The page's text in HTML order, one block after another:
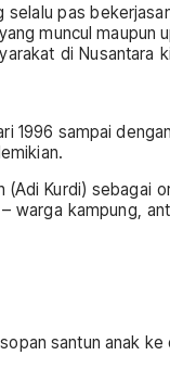
pas
muncul
di Nusantara
1996 sampai
(Adi Kurdi)
kampung,
santun anak